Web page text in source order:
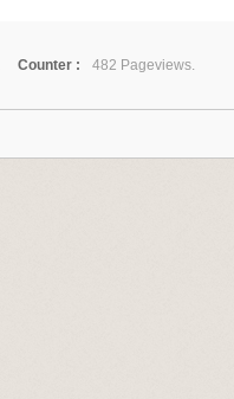
Counter :
482 Pageviews.